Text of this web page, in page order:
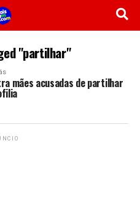
"partilhar"
mães acusadas de partilhar